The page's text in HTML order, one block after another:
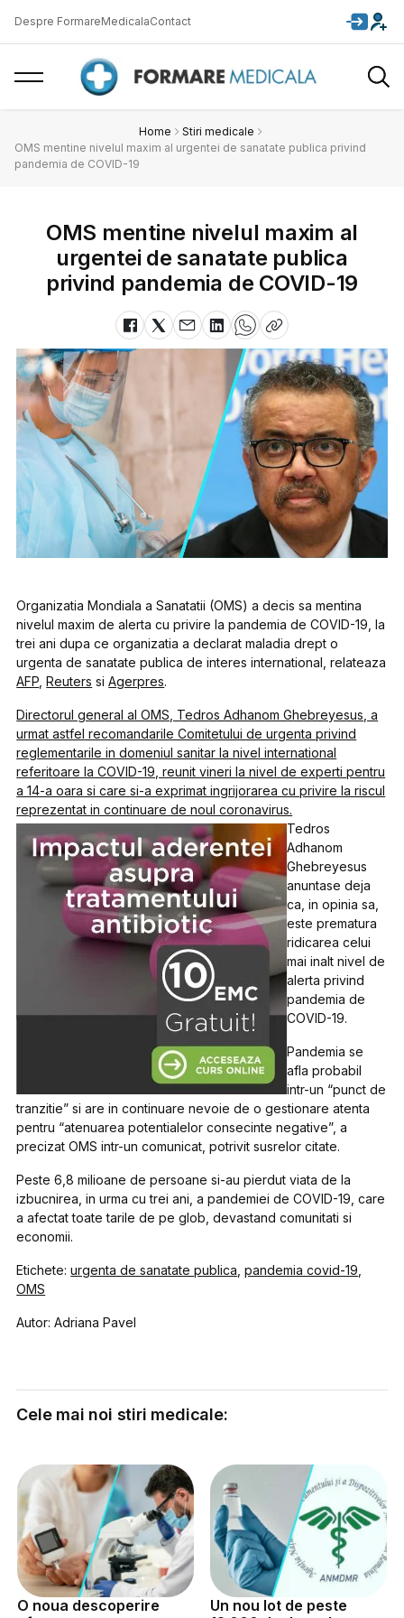
Despre FormareMedicalaContact
Home
Stiri medicale
OMS mentine nivelul maxim al urgentei de sanatate publica privind
pandemia de COVID-19
OMS mentine nivelul maxim al
urgentei de sanatate publica
privind pandemia de COVID-19
Organizatia Mondiala a Sanatatii (OMS) a decis sa mentina
nivelul maxim de alerta cu privire la pandemia de COVID-19, la
trei ani dupa ce organizatia a declarat maladia drept o
urgenta de sanatate publica de interes international, relateaza
AFP ,Reuters siAgerpres.
Directorul general al OMS, Tedros Adhanom Ghebreyesus, a
urmat astfel recomandarile Comitetului de urgenta privind
reglementarile in domeniul sanitar la nivel international
referitoare la COVID-19, reunit vineri la nivel de experti pentru
a 14-a oara si care si-a exprimat ingrijorarea cu privire la riscul
reprezentat in continuare de noul coronavirus.
Tedros
Adhanom
Ghebreyesus
anuntase deja
ca, in opinia sa,
este prematura
ridicarea celui
mai inalt nivel de
alerta privind
pandemia de
COVID-19.
Pandemia se
afla probabil
intr-un “punct de
tranzitie” si are in continuare nevoie de o gestionare atenta
pentru “atenuarea potentialelor consecinte negative”, a
precizat OMS intr-un comunicat, potrivit susrelor citate.
Peste 6,8 milioane de persoane si-au pierdut viata de la
izbucnirea, in urma cu trei ani, a pandemiei de COVID-19, care
a afectat toate tarile de pe glob, devastand comunitati si
economii.
Etichete:urgenta de sanatate publica ,pandemia covid-19
OMS
Autor: Adriana Pavel
Cele mai noi stiri medicale:
O noua descoperire
Un nou lot de peste